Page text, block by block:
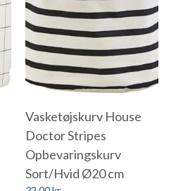
Vasketøjskurv House
Doctor Stripes
Opbevaringskurv
Sort/Hvid Ø20 cm